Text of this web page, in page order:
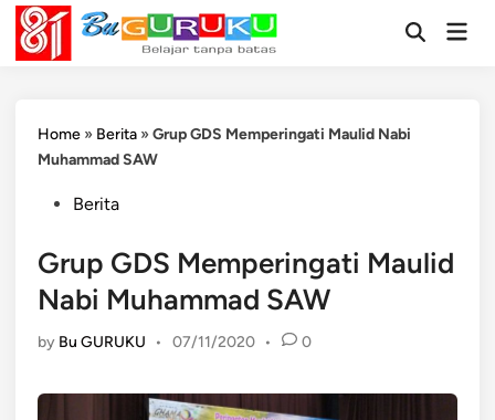
Skip
content
OpenMain
Home » Berita »Grup GDS Memperingati Maulid Nabi
Muhammad SAW
PostedBerita
Grup GDS Memperingati Maulid
Nabi Muhammad SAW
by Bu GURUKU • 07/11/2020 • 0